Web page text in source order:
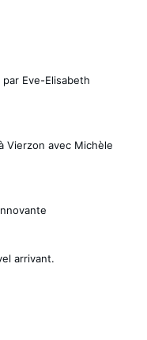
Eve-Elisabeth
Vierzon avec Michèle
arrivant.